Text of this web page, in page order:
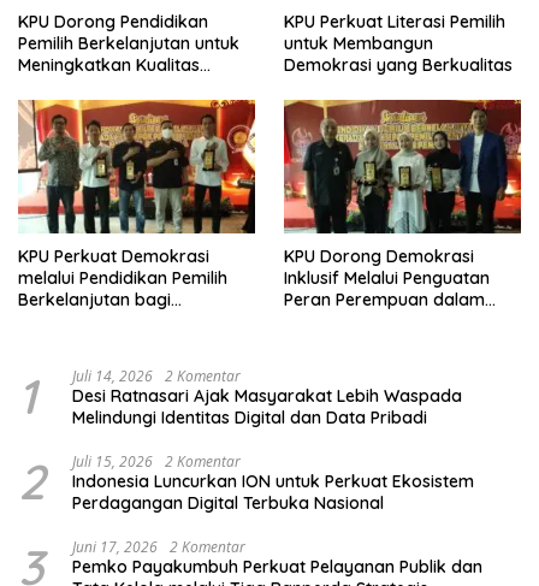
KPU Dorong Pendidikan
Pemilih Berkelanjutan untuk
Meningkatkan Kualitas
KPU Perkuat Literasi Pemilih
untuk Membangun
Demokrasi yang Berkualitas
KPU Perkuat Demokrasi
melalui Pendidikan Pemilih
Berkelanjutan bagi
KPU Dorong Demokrasi
Inklusif Melalui Penguatan
Peran Perempuan dalam
1 Juli 14, 2026 2 Komentar
Desi Ratnasari Ajak Masyarakat Lebih Waspada
Melindungi Identitas Digital dan Data Pribadi
2 Juli 15, 2026 2 Komentar
Indonesia Luncurkan ION untuk Perkuat Ekosistem
Perdagangan Digital Terbuka Nasional
3 Juni 17, 2026 2 Komentar
Pemko Payakumbuh Perkuat Pelayanan Publik dan